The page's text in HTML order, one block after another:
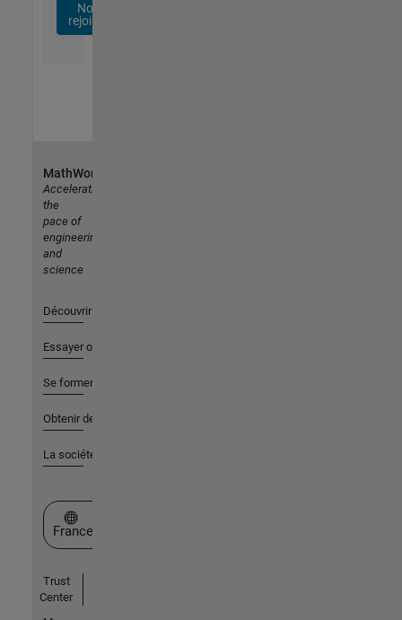
Nous
rejoindre
MathWorks
Accelerating
the
pace of
engineering
and
science
Découvrir les produits
Essayer ou acheter
Se former
Obtenir de l'aide
La société
Sélectionner un site web
France
Trust
Center